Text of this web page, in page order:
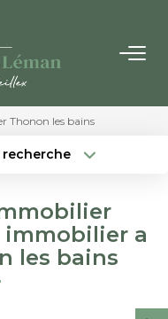
Thonon les bains
recherche
max
Créer une alerte
immobilier a
les bains